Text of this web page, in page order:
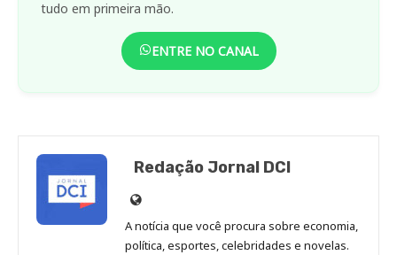
tudo em primeira mão.
ENTRE NO CANAL
Redação Jornal DCI
Site
de
Redação
A notícia que você procura sobre economia,
política, esportes, celebridades e novelas.